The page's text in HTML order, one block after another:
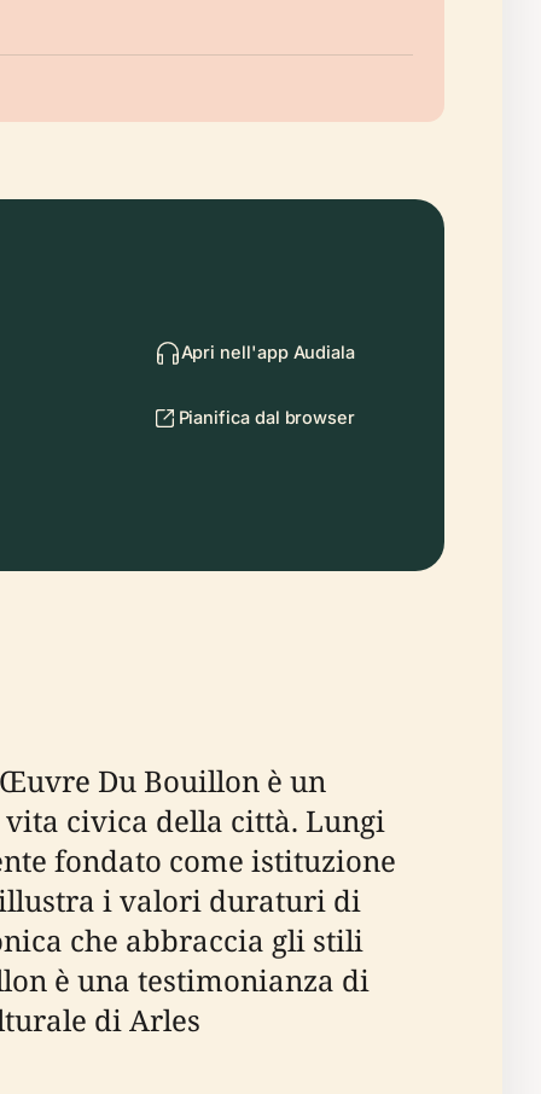
Apri nell'app Audiala
Pianifica dal browser
Du Bouillon è un
civica della città. Lungi
fondato come istituzione
i valori duraturi di
che abbraccia gli stili
è una testimonianza di
di Arles